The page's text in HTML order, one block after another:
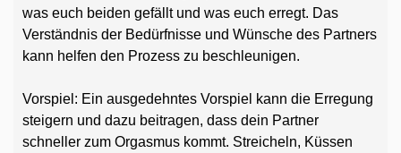
was euch beiden gefällt und was euch erregt. Das
Verständnis der Bedürfnisse und Wünsche des Partners
kann helfen den Prozess zu beschleunigen.
Vorspiel: Ein ausgedehntes Vorspiel kann die Erregung
steigern und dazu beitragen, dass dein Partner
schneller zum Orgasmus kommt. Streicheln, Küssen